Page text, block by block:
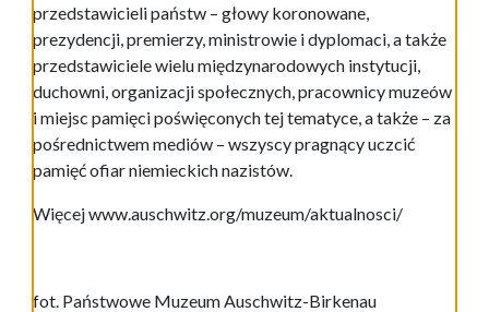
przedstawicieli państw – głowy koronowane,
prezydencji, premierzy, ministrowie i dyplomaci, a także
przedstawiciele wielu międzynarodowych instytucji,
duchowni, organizacji społecznych, pracownicy muzeów
i miejsc pamięci poświęconych tej tematyce, a także – za
pośrednictwem mediów – wszyscy pragnący uczcić
pamięć ofiar niemieckich nazistów.
Więcej www.auschwitz.org/muzeum/aktualnosci/
fot. Państwowe Muzeum Auschwitz-Birkenau